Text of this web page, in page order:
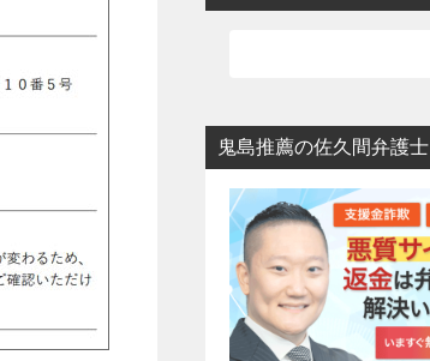
鬼島推薦の佐久間弁護士